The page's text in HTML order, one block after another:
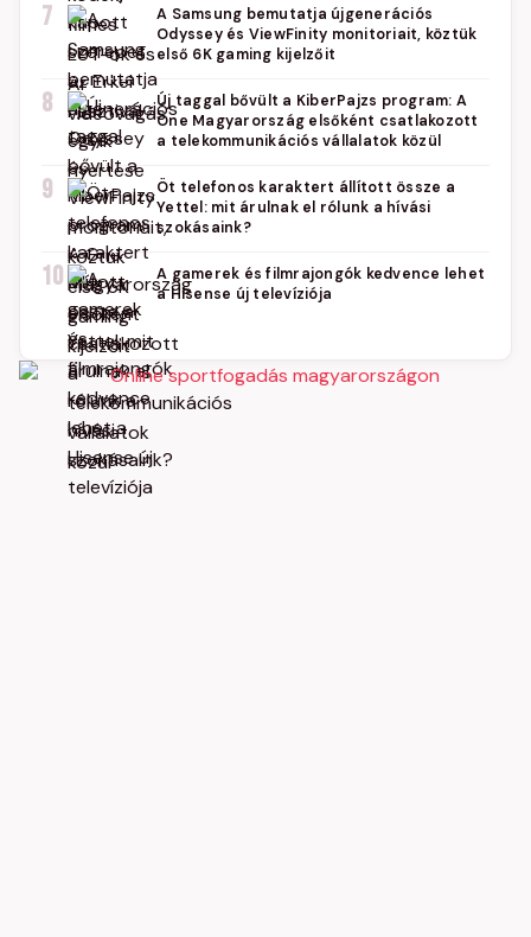
7
A Samsung bemutatja újgenerációs
Odyssey és ViewFinity monitoriait, köztük
első 6K gaming kijelzőit
8
Új taggal bővült a KiberPajzs program: A
One Magyarország elsőként csatlakozott
a telekommunikációs vállalatok közül
9
Öt telefonos karaktert állított össze a
Yettel: mit árulnak el rólunk a hívási
szokásaink?
10
A gamerek és filmrajongók kedvence lehet
a Hisense új televíziója